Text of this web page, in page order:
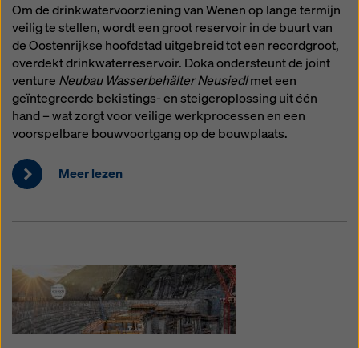
Om de drinkwatervoorziening van Wenen op lange termijn
veilig te stellen, wordt een groot reservoir in de buurt van
de Oostenrijkse hoofdstad uitgebreid tot een recordgroot,
overdekt drinkwaterreservoir. Doka ondersteunt de joint
venture Neubau Wasserbehälter Neusiedlmet een
geïntegreerde bekistings- en steigeroplossing uit één
hand – wat zorgt voor veilige werkprocessen en een
voorspelbare bouwvoortgang op de bouwplaats.
Meer lezen